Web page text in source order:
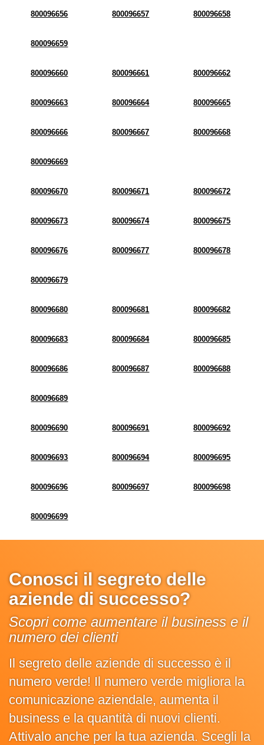
800096656 800096657 800096658
800096659
800096660 800096661 800096662
800096663 800096664 800096665
800096666 800096667 800096668
800096669
800096670 800096671 800096672
800096673 800096674 800096675
800096676 800096677 800096678
800096679
800096680 800096681 800096682
800096683 800096684 800096685
800096686 800096687 800096688
800096689
800096690 800096691 800096692
800096693 800096694 800096695
800096696 800096697 800096698
800096699
Conosci il segreto delle
aziende di successo?
Scopri come aumentare il business e il
numero dei clienti
Il segreto delle aziende di successo è il
numero verde! Il numero verde migliora la
comunicazione aziendale, aumenta il
business e la quantità di nuovi clienti.
Attivalo anche per la tua azienda. Scegli la